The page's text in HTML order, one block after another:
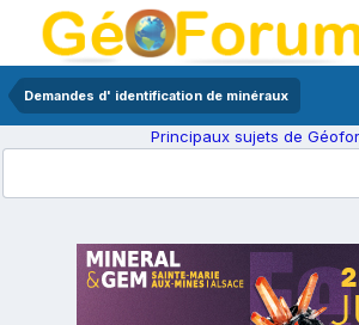
Demandes d' identification de minéraux
Principaux sujets de